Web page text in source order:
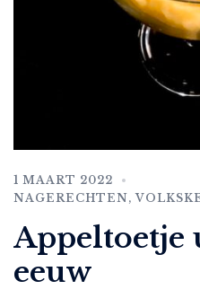
1 MAART 2022
NAGERECHTEN,
Appeltoetje
eeuw